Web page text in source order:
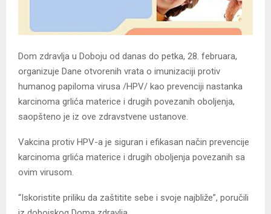
Dom zdravlja u Doboju od danas do petka, 28. februara,
organizuje Dane otvorenih vrata o imunizaciji protiv
humanog papiloma virusa /HPV/ kao prevenciji nastanka
karcinoma grlića materice i drugih povezanih oboljenja,
saopšteno je iz ove zdravstvene ustanove.
Vakcina protiv HPV-a je siguran i efikasan način prevencije
karcinoma grlića materice i drugih oboljenja povezanih sa
ovim virusom.
“Iskoristite priliku da zaštitite sebe i svoje najbliže”, poručili